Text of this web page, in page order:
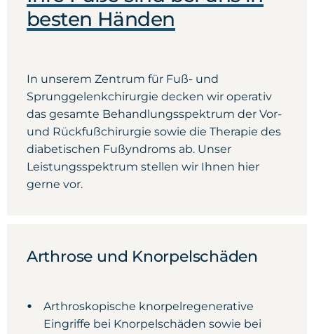
besten Händen
In unserem Zentrum für Fuß- und
Sprunggelenkchirurgie decken wir operativ
das gesamte Behandlungsspektrum der Vor-
und Rückfußchirurgie sowie die Therapie des
diabetischen Fußyndroms ab. Unser
Leistungsspektrum stellen wir Ihnen hier
gerne vor.
Arthrose und Knorpelschäden
Arthroskopische knorpelregenerative
Eingriffe bei Knorpelschäden sowie bei